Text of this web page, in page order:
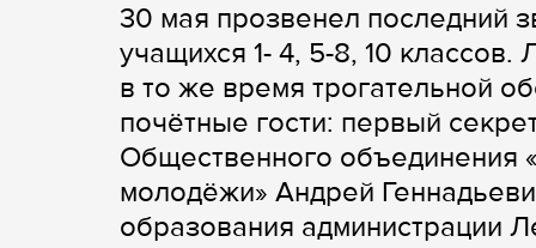
30 мая прозвенел последний
учащихся 1- 4, 5-8, 10
в то же время трогательной
почётные гости: первый
Общественного объединения
молодёжи» Андрей
образования администрации